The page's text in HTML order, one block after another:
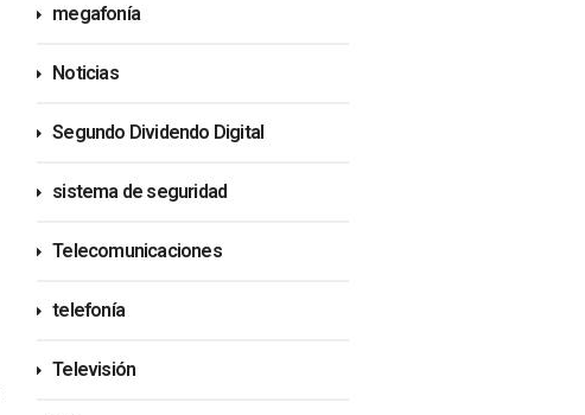
megafonía
Noticias
Segundo Dividendo Digital
sistema de seguridad
Telecomunicaciones
telefonía
Televisión